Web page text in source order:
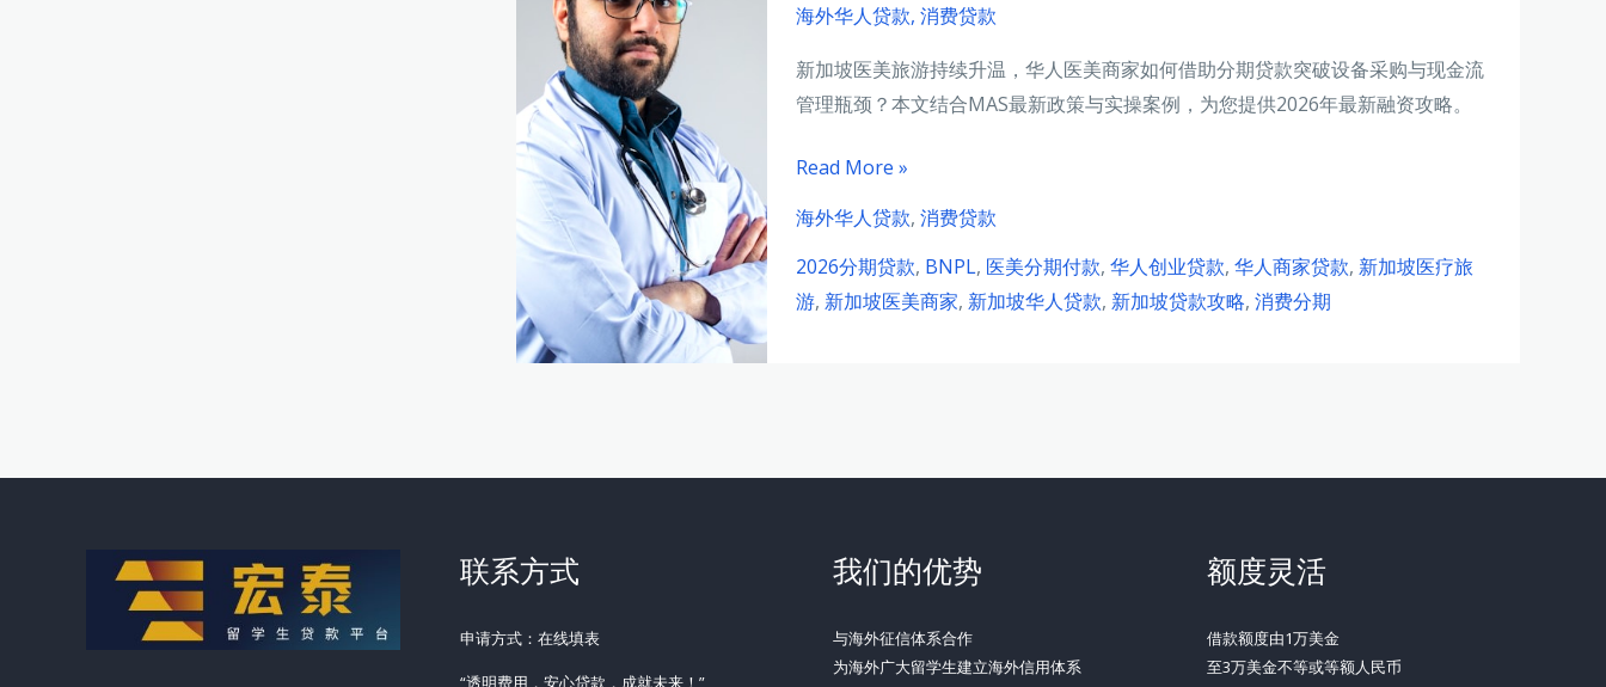
工
者
BNPL
消
费
分
期
贷
全
攻
如
成
为
海外华人贷款, 消费贷款
新加坡医美旅游持续升温，华人医美商家如何借助分期贷款突破设备采购与现金流
管理瓶颈？本文结合MAS最新政策与实操案例，为您提供2026年最新融资攻略。
2026
新
加
坡
商
Read More »
海外华人贷款, 消费贷款
2026分期贷款, BNPL, 医美分期付款, 华人创业贷款, 华人商家贷款, 新加坡医疗旅
游, 新加坡医美商家, 新加坡华人贷款, 新加坡贷款攻略, 消费分期
联系方式
申请方式：在线填表
“透明费用，安心贷款，成就未来！”
我们的优势
与海外征信体系合作
为海外广大留学生建立海外信用体系
额度灵活
借款额度由1万美金
至3万美金不等或等额人民币